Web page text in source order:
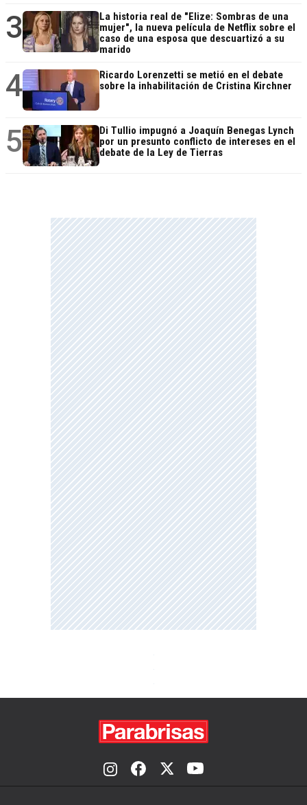
3
La historia real de "Elize: Sombras de una
mujer", la nueva película de Netflix sobre el
caso de una esposa que descuartizó a su
marido
4
Ricardo Lorenzetti se metió en el debate
sobre la inhabilitación de Cristina Kirchner
5
Di Tullio impugnó a Joaquín Benegas Lynch
por un presunto conflicto de intereses en el
debate de la Ley de Tierras